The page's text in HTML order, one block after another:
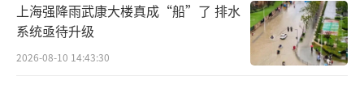
上海强降雨武康大楼真成“船”了 排水
系统亟待升级
2026-08-10 14:43:30